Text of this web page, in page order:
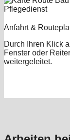
Anfahrt &
Durch Ihren Klick
Fenster oder
weitergeleitet.